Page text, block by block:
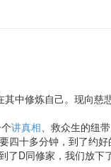
中修炼自己。现向
讲真相、救众生的纽
十多分钟，到了
D同修家，我们放